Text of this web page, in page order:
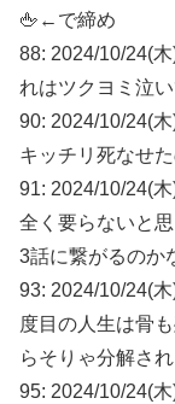
🖕←で締め
88: 2024/10/24(
れはツクヨミ泣
90: 2024/10/24(
キッチリ死なせ
91: 2024/10/24(
全く要らないと
3話に繋がるのか
93: 2024/10/24(
度目の人生は骨
らそりゃ分解さ
95: 2024/10/24(